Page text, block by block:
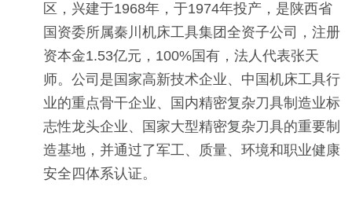
区，兴建于1968年，于1974年投产，是陕西省
国资委所属秦川机床工具集团全资子公司，注册
资本金1.53亿元，100%国有，法人代表张天
师。公司是国家高新技术企业、中国机床工具行
业的重点骨干企业、国内精密复杂刀具制造业标
志性龙头企业、国家大型精密复杂刀具的重要制
造基地，并通过了军工、质量、环境和职业健康
安全四体系认证。